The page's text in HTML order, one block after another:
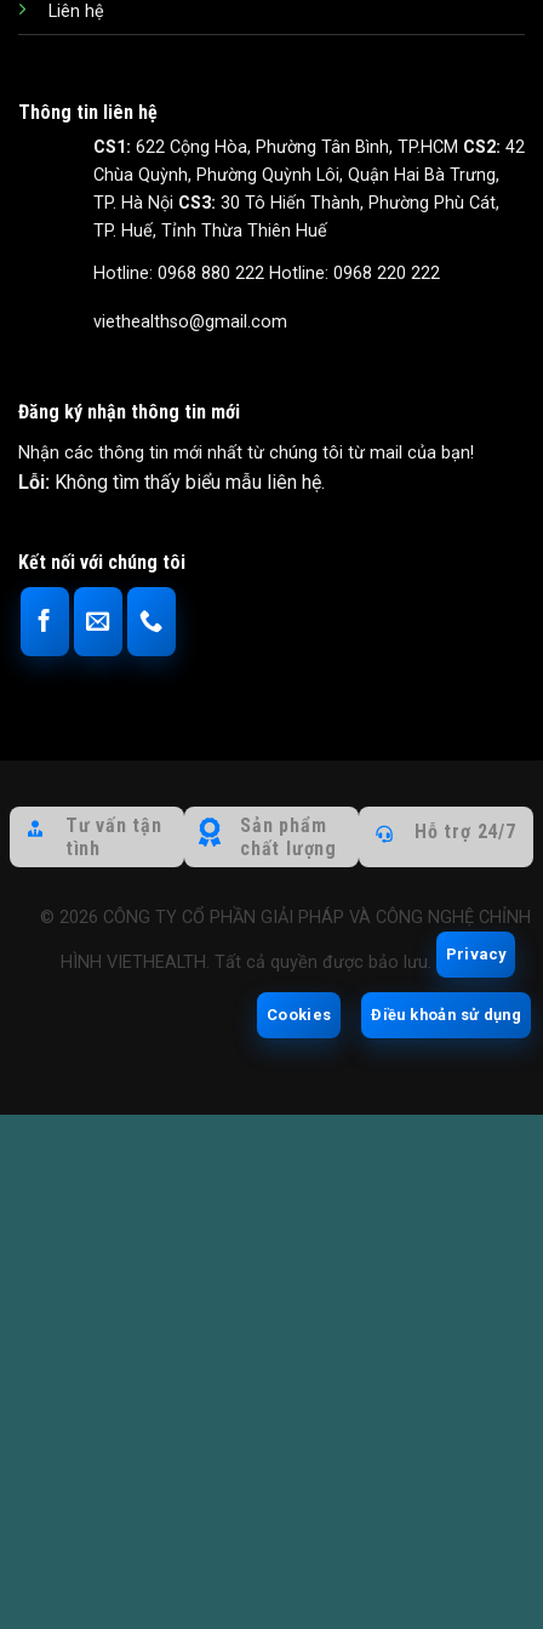
Liên hệ
Thông tin liên hệ
CS1: 622 Cộng Hòa, Phường Tân Bình, TP.HCM CS2: 42
Chùa Quỳnh, Phường Quỳnh Lôi, Quận Hai Bà Trưng,
TP. Hà Nội CS3: 30 Tô Hiến Thành, Phường Phù Cát,
TP. Huế, Tỉnh Thừa Thiên Huế
Hotline: 0968 880 222 Hotline: 0968 220 222
viethealthso@gmail.com
Đăng ký nhận thông tin mới
Nhận các thông tin mới nhất từ chúng tôi từ mail của bạn!
Lỗi: Không tìm thấy biểu mẫu liên hệ.
Kết nối với chúng tôi
Tư vấn tận
tình
Sản phẩm
chất lượng
Hỗ trợ 24/7
© 2026 CÔNG TY CỔ PHẦN GIẢI PHÁP VÀ CÔNG NGHỆ CHỈNH
HÌNH VIETHEALTH. Tất cả quyền được bảo lưu. Privacy
Cookies Điều khoản sử dụng